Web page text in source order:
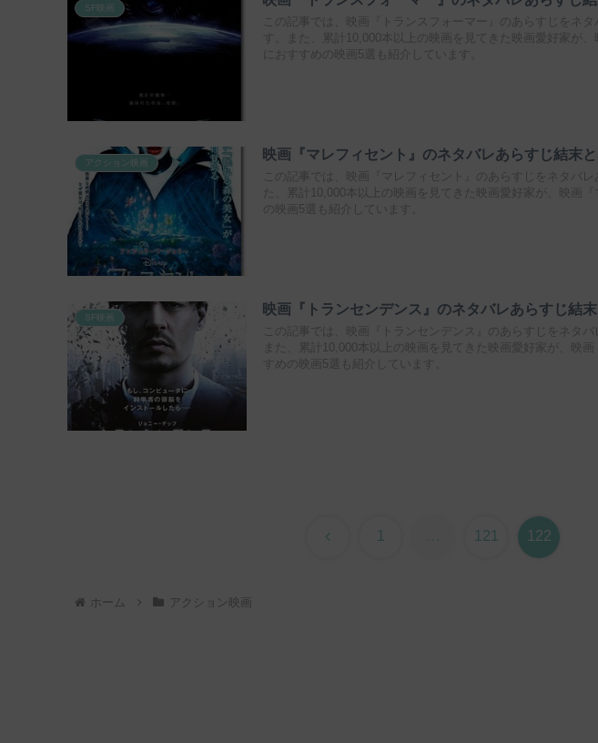
SF映画
この記事では、映画『トランスフォーマー』のあらすじをネ
す。また、累計10,000本以上の映画を見てきた映画愛好家が
におすすめの映画5選も紹介しています。
アクション映画
映画『マレフィセント』のネタバレあらすじ結末
この記事では、映画『マレフィセント』のあらすじをネタバ
た、累計10,000本以上の映画を見てきた映画愛好家が、映画
の映画5選も紹介しています。
SF映画
映画『トランセンデンス』のネタバレあらすじ結
この記事では、映画『トランセンデンス』のあらすじをネタ
また、累計10,000本以上の映画を見てきた映画愛好家が、映
すめの映画5選も紹介しています。
前 1 121 122
ホーム アクション映画